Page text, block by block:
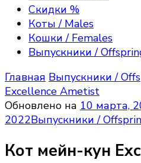
Excellence, Maine
породы мейн—кун,
получить полезную
содержании,
котёнка породы мейн
Скидки %
Коты / Males
Кошки / Females
Выпускники /
Главная Выпускники /
Excellence Ametist
Обновлено на 10 марта,
2022Выпускники /
Кот мейн-кун